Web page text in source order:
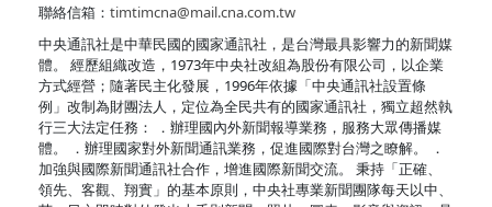
聯絡信箱： timtimcna@mail.cna.com.tw
中央通訊社是中華民國的國家通訊社，是台灣最具影響力的新聞媒
體。 經歷組織改造，1973年中央社改組為股份有限公司，以企業
方式經營；隨著民主化發展，1996年依據「中央通訊社設置條
例」改制為財團法人，定位為全民共有的國家通訊社，獨立超然執
行三大法定任務： ．辦理國內外新聞報導業務，服務大眾傳播媒
體。 ．辦理國家對外新聞通訊業務，促進國際對台灣之瞭解。 ．
加強與國際新聞通訊社合作，增進國際新聞交流。 秉持「正確、
領先、客觀、翔實」的基本原則，中央社專業新聞團隊每天以中、